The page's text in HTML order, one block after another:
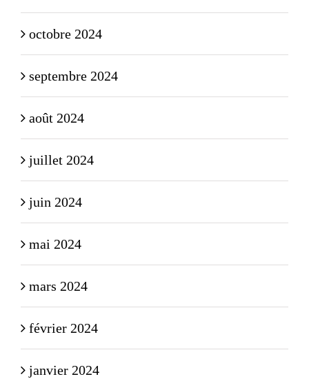
octobre 2024
septembre 2024
août 2024
juillet 2024
juin 2024
mai 2024
mars 2024
février 2024
janvier 2024